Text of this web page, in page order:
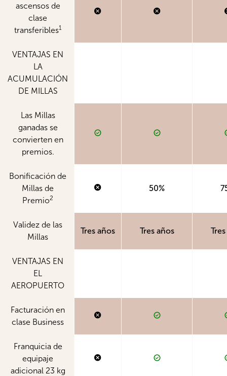
ascensos de
clase
transferibles1
VENTAJAS EN
LA
ACUMULACIÓN
DE MILLAS
Las Millas
ganadas se
convierten en
premios.
Bonificación de
Millas de
Premio2
50%
Validez de las
Millas
Tres años Tres años
VENTAJAS EN
EL
AEROPUERTO
Facturación en
clase Business
Franquicia de
equipaje
adicional 23 kg